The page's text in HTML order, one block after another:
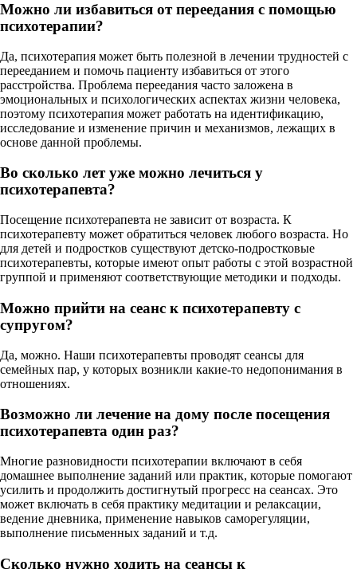
Можно ли избавиться от переедания с помощью
психотерапии?
Да, психотерапия может быть полезной в лечении трудностей с
перееданием и помочь пациенту избавиться от этого
расстройства. Проблема переедания часто заложена в
эмоциональных и психологических аспектах жизни человека,
поэтому психотерапия может работать на идентификацию,
исследование и изменение причин и механизмов, лежащих в
основе данной проблемы.
Во сколько лет уже можно лечиться у
психотерапевта?
Посещение психотерапевта не зависит от возраста. К
психотерапевту может обратиться человек любого возраста. Но
для детей и подростков существуют детско-подростковые
психотерапевты, которые имеют опыт работы с этой возрастной
группой и применяют соответствующие методики и подходы.
Можно прийти на сеанс к психотерапевту с
супругом?
Да, можно. Наши психотерапевты проводят сеансы для
семейных пар, у которых возникли какие-то недопонимания в
отношениях.
Возможно ли лечение на дому после посещения
психотерапевта один раз?
Многие разновидности психотерапии включают в себя
домашнее выполнение заданий или практик, которые помогают
усилить и продолжить достигнутый прогресс на сеансах. Это
может включать в себя практику медитации и релаксации,
ведение дневника, применение навыков саморегуляции,
выполнение письменных заданий и т.д.
Сколько нужно ходить на сеансы к